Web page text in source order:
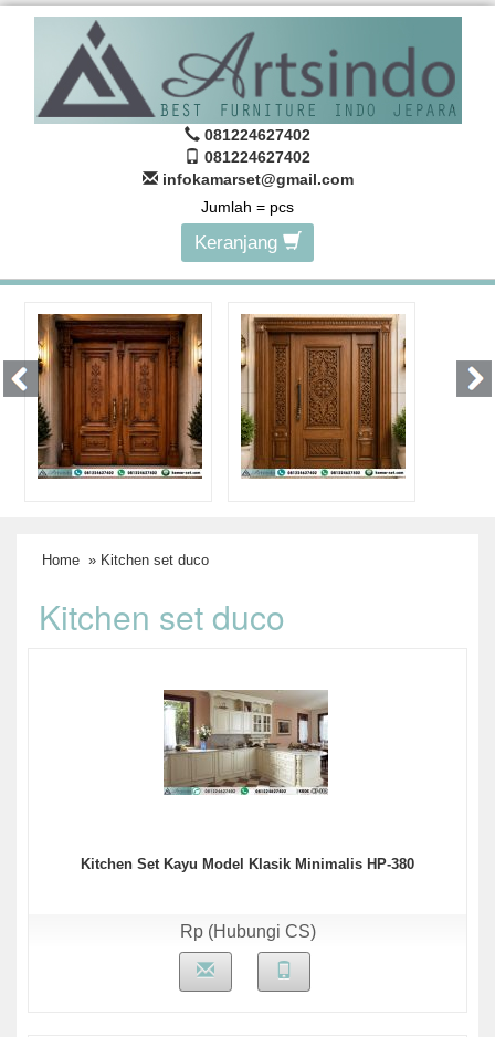
081224627402
081224627402
infokamarset@gmail.com
Jumlah = pcs
Keranjang
Home » Kitchen set duco
Kitchen set duco
Kitchen Set Kayu Model Klasik Minimalis HP-380
Rp (Hubungi CS)